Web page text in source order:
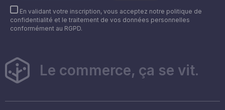
En validant votre inscription, vous acceptez notre politique de
confidentialité et le traitement de vos données personnelles
conformément au RGPD.
Le commerce, ça se vit.